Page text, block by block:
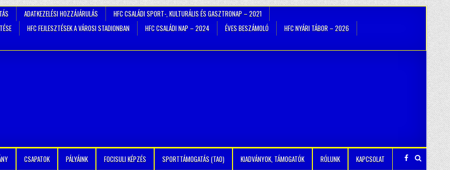
ADATKEZELÉSI HOZZÁJÁRULÁS
HFC CSALÁDI SPORT-, KULTURÁLIS ÉS GASZTRONAP – 2021
HFC FEJLESZTÉSEK A VÁROSI STADIONBAN HFC CSALÁDI NAP – 2024 ÉVES BESZÁMOLÓ HFC NYÁRI TÁBOR – 2026
CSAPATOK PÁLYÁINK FOCISULI KÉPZÉS SPORTTÁMOGATÁS (TAO) KIADVÁNYOK, TÁMOGATÓK RÓLUNK KAPCSOLAT